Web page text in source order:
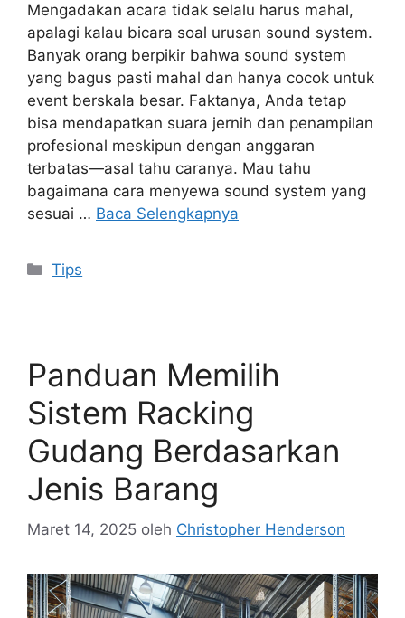
Mengadakan acara tidak selalu harus mahal,
apalagi kalau bicara soal urusan sound system.
Banyak orang berpikir bahwa sound system
yang bagus pasti mahal dan hanya cocok untuk
event berskala besar. Faktanya, Anda tetap
bisa mendapatkan suara jernih dan penampilan
profesional meskipun dengan anggaran
terbatas—asal tahu caranya. Mau tahu
bagaimana cara menyewa sound system yang
sesuai … Baca Selengkapnya
Kategori
Tips
Panduan Memilih
Sistem Racking
Gudang Berdasarkan
Jenis Barang
Maret 14, 2025 oleh Christopher Henderson